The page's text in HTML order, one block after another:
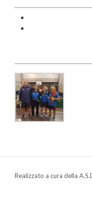
Realizzato a cura della